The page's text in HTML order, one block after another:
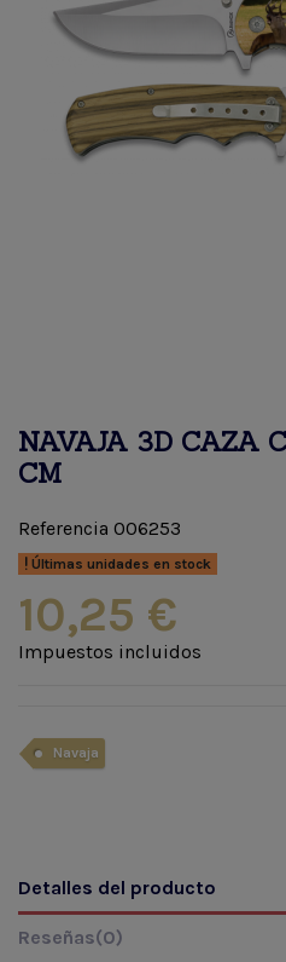
NAVAJA 3D CAZA
CM
Referencia 006253
Últimas unidades en stock
10,25 €
Impuestos incluidos
Navaja
Detalles del producto
Reseñas(0)